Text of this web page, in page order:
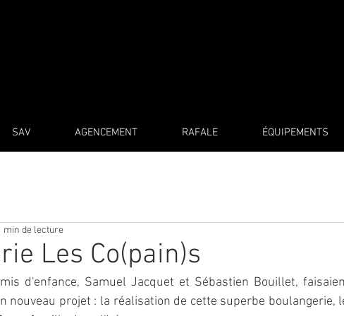
SAV AGENCEMENT RAFALE ÉQUIPEMENTS
Les Co(pain)s
min de lecture
d'enfance, Samuel Jacquet et Sébastien Bouillet,
nouveau projet : la réalisation de cette superbe boulangerie,